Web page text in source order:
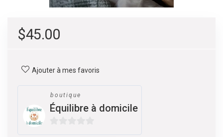
$45.00
Ajouter à mes favoris
boutique
Équilibre à domicile